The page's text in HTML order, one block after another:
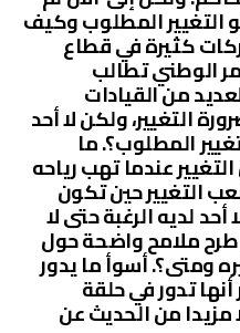
المطلوب وكيف
كثيرة في قطاع
الوطني تطالب
من القيادات
التغيير، ولكن لا أحد
المطلوب؟. ما
عندما تهب رياحه
التغيير حين تكون
لديه الرغبة حتى لا
طرح ملامح واضحة حول
ومتى؟. أسوأ ما يدور
أنها تدور في حلقة
مزيدا من الحديث عن